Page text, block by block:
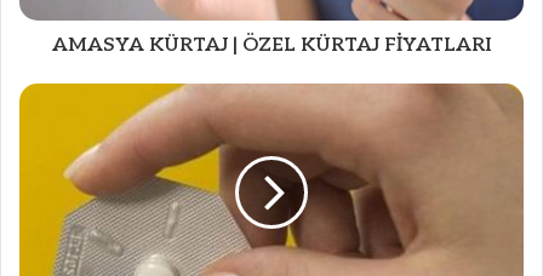
AMASYA KÜRTAJ | ÖZEL KÜRTAJ FİYATLARI